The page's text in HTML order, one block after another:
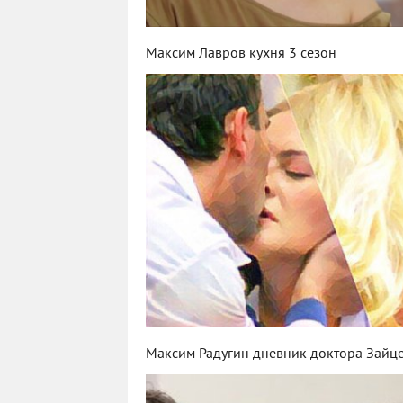
Максим Лавров кухня 3 сезон
Максим Радугин дневник доктора